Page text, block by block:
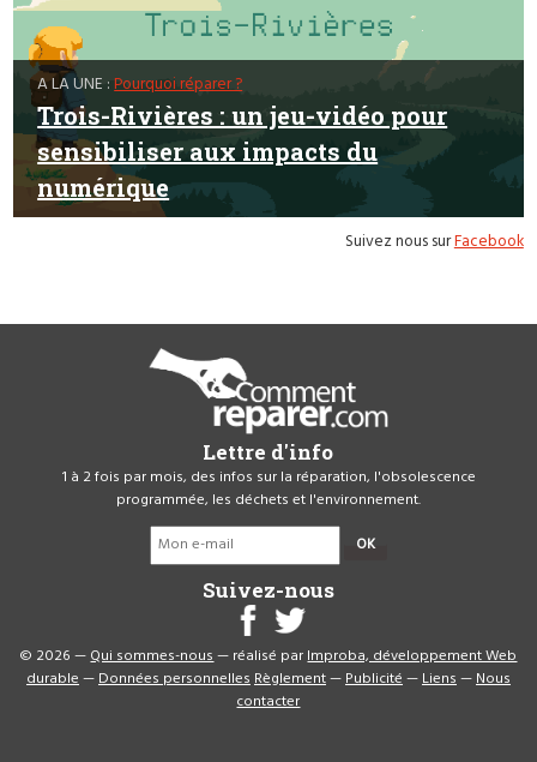
A LA UNE :Pourquoi réparer ?
Trois-Rivières : un jeu-vidéo pour
sensibiliser aux impacts du
numérique
Suivez nous surFacebook
Lettre d'info
1 à 2 fois par mois, des infos sur la réparation, l'obsolescence
programmée, les déchets et l'environnement.
OK
Suivez-nous
© 2026 —Qui sommes-nous— réalisé parImproba, développement Web
durable—Données personnellesRèglement—Publicité—Liens—Nous
contacter